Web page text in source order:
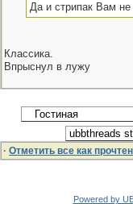
Да и стрипак Вам
Классика.
Впрыснул в лужу
· Отметить все как
Powered by